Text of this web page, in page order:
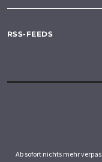
RSS-FEEDS
Ab sofort nichts mehr